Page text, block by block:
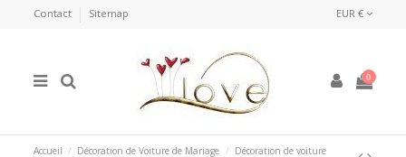
Contact Sitemap EUR €
0
Accueil Décoration de Voiture de Mariage
Décoration de voiture